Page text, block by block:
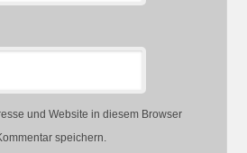
und Website in diesem Browser
speichern.